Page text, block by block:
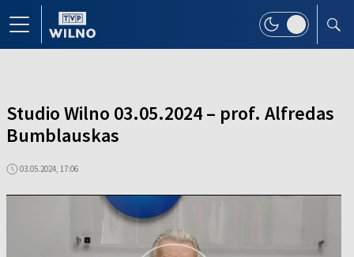
Studio Wilno 03.05.2024 – prof. Alfredas
Bumblauskas
03.05.2024, 17:06